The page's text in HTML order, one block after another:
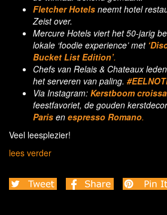
Fletcher Hotels neemt hotel
Zeist over.
Mercure Hotels viert het 50-jarig
lokale ‘foodie experience’ met
Bucket List Edition’.
Chefs van Relais & Chateaux
het serveren van paling.
Via Instagram: Kerstboom
feestfavoriet, de gouden
Paris en espresso Romano.
Veel leesplezier!
lees verder